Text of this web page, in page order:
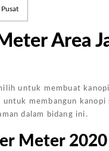
Area
untuk membuat
membangun
dalam bidang ini.
Meter 2020